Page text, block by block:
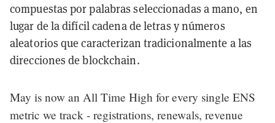
compuestas por palabras seleccionadas a mano, en
lugar de la difícil cadena de letras y números
aleatorios que caracterizan tradicionalmente a las
direcciones de blockchain.
May is now an All Time High for every single ENS
metric we track - registrations, renewals, revenue